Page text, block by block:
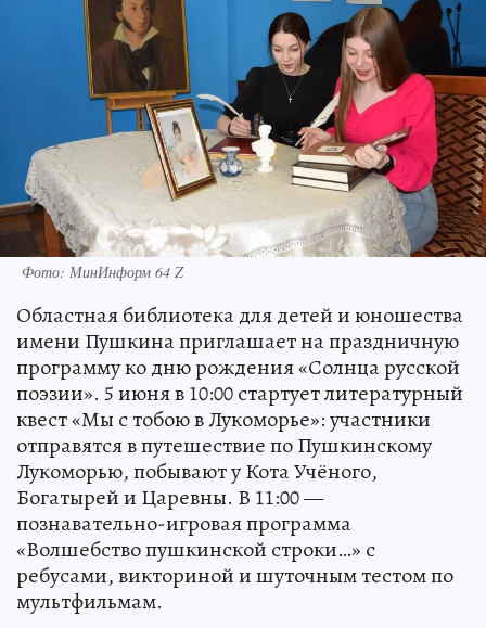
Фото: МинИнформ 64 Z
Областная библиотека для детей и юношества
имени Пушкина приглашает на праздничную
программу ко дню рождения «Солнца русской
поэзии». 5 июня в 10:00 стартует литературный
квест «Мы с тобою в Лукоморье»: участники
отправятся в путешествие по Пушкинскому
Лукоморью, побывают у Кота Учёного,
Богатырей и Царевны. В 11:00 —
познавательно-игровая программа
«Волшебство пушкинской строки…» с
ребусами, викториной и шуточным тестом по
мультфильмам.